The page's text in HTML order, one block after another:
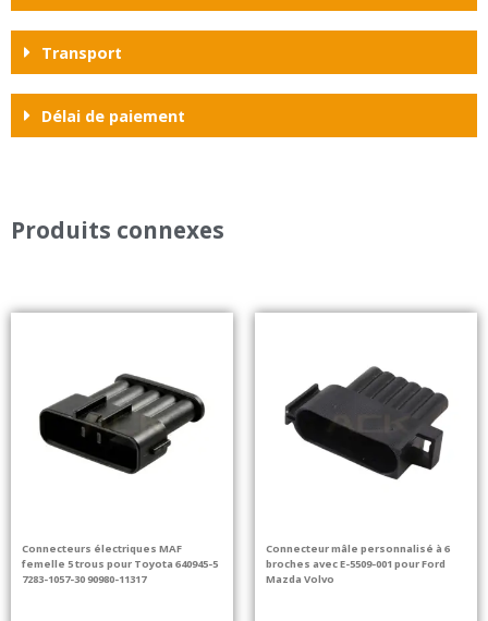
Transport
Délai de paiement
Produits connexes
Connecteurs électriques MAF
femelle 5 trous pour Toyota 640945-5
7283-1057-30 90980-11317
Connecteur mâle personnalisé à 6
broches avec E-5509-001 pour Ford
Mazda Volvo